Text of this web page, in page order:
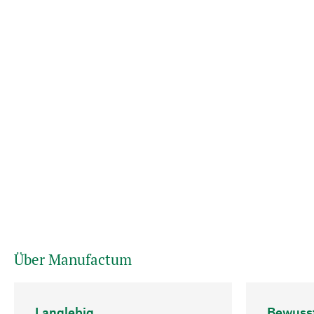
Über Manufactum